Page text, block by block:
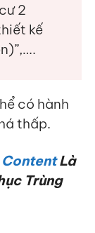
2
kế
có hành
thấp.
Là
Trùng